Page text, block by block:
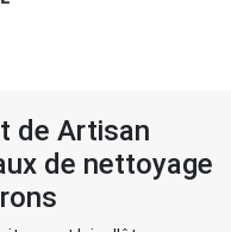
de Artisan
de nettoyage